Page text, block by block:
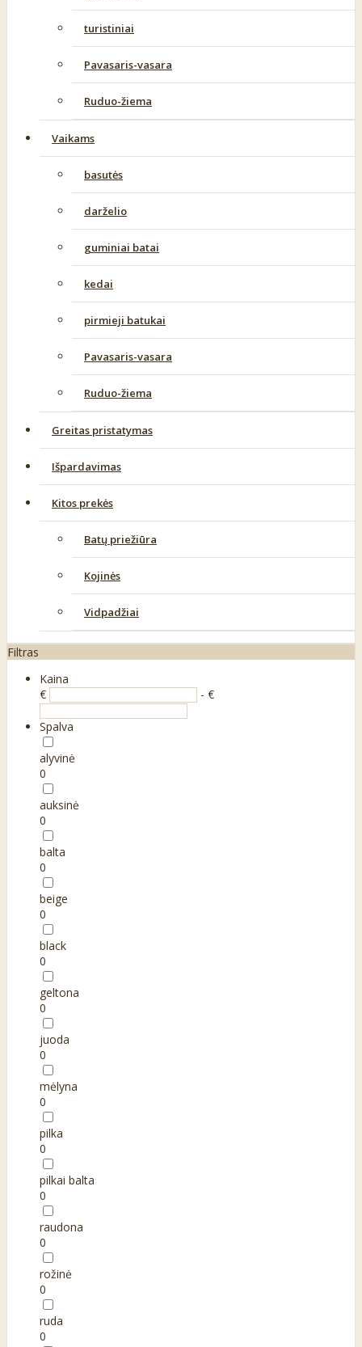
turistiniai
Pavasaris-vasara
Ruduo-žiema
Vaikams
basutės
darželio
guminiai batai
kedai
pirmieji batukai
Pavasaris-vasara
Ruduo-žiema
Greitas pristatymas
Išpardavimas
Kitos prekės
Batų priežiūra
Kojinės
Vidpadžiai
Filtras
Kaina
€
- €
Spalva
alyvinė
0
auksinė
0
balta
0
beige
0
black
0
geltona
0
juoda
0
mėlyna
0
pilka
0
pilkai balta
0
raudona
0
rožinė
0
ruda
0